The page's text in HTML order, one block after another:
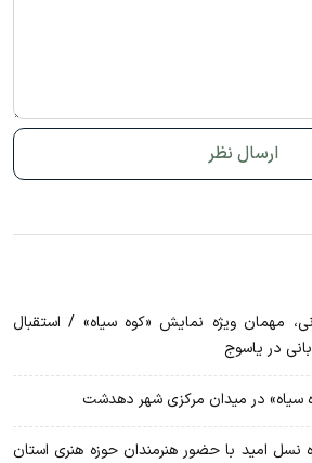
مهمان ویژه نمایش «کوه سیاه» / استقبال
در یاسوج
سیاه» در میدان مرکزی شهر دهدشت
امید با حضور هنرمندان حوزه هنری استان